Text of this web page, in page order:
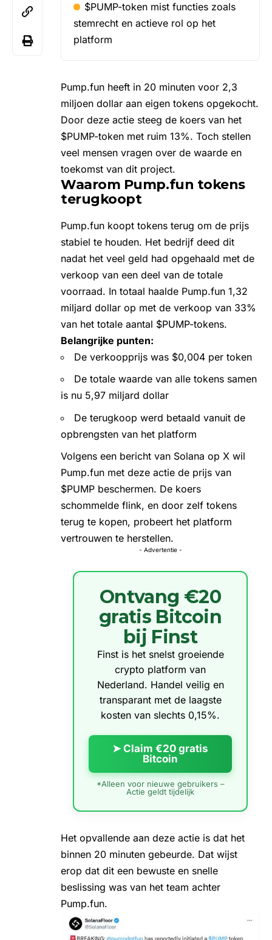
$PUMP-token mist functies zoals
stemrecht en actieve rol op het
platform
Pump.fun heeft in 20 minuten voor 2,3
miljoen dollar aan eigen tokens opgekocht.
Door deze actie steeg de koers van het
$PUMP-token met ruim 13%. Toch stellen
veel mensen vragen over de waarde en
toekomst van dit project.
Waarom Pump.fun tokens
terugkoopt
Pump.fun koopt tokens terug om de prijs
stabiel te houden. Het bedrijf deed dit
nadat het veel geld had opgehaald met de
verkoop van een deel van de totale
voorraad. In totaal haalde Pump.fun 1,32
miljard dollar op met de verkoop van 33%
van het totale aantal $PUMP-tokens.
Belangrijke punten:
De verkoopprijs was $0,004 per token
De totale waarde van alle tokens samen
is nu 5,97 miljard dollar
De terugkoop werd betaald vanuit de
opbrengsten van het platform
Volgens een bericht van Solana op X wil
Pump.fun met deze actie de prijs van
$PUMP beschermen. De koers
schommelde flink, en door zelf tokens
terug te kopen, probeert het platform
vertrouwen te herstellen.
- Advertentie -
Ontvang €20
gratis Bitcoin
bij Finst
Finst is het snelst groeiende
crypto platform van
Nederland. Handel veilig en
transparant met de laagste
kosten van slechts 0,15%.
➤ Claim €20 gratis
Bitcoin
*Alleen voor nieuwe gebruikers –
Actie geldt tijdelijk
Het opvallende aan deze actie is dat het
binnen 20 minuten gebeurde. Dat wijst
erop dat dit een bewuste en snelle
beslissing was van het team achter
Pump.fun.